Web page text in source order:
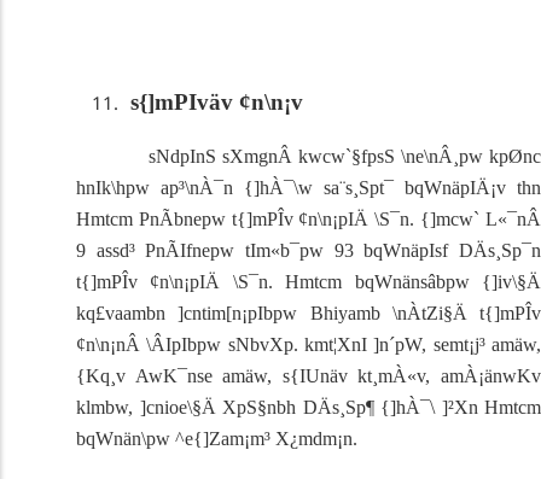
s{]mPIväv ¢n\n¡v
sNdpInS sXmgnÂ kwcw`§fpsS \ne\nÂ¸pw kpØnc
hnIk\hpw ap³\nÀ¯n {]hÀ¯\w sa¨s¸Spt¯­ bqWnäpIÄ¡v th­n
Hmtcm PnÃbnepw t{]mPÎv ¢n\n¡pIÄ \S¯n. {]mcw` L«¯nÂ
9 assd³ PnÃIfnepw tIm«b¯pw 93 bqWnäpIsf DÄs¸Sp¯n
t{]mPÎv ¢n\n¡pIÄ \S¯n. Hmtcm bqWnänsâbpw {]iv\§Ä
kq£vaambn ]cntim[n¡pIbpw Bhiyamb \nÀtZi§Ä t{]mPÎv
¢n\n¡nÂ \ÂIpIbpw sNbvXp. kmt¦XnI ]n´pW, semt¡j³ amäw,
{Kq¸v AwK¯nse amäw, s{IUnäv kt¸mÀ«v, amÀ¡änwKv
klmbw, ]cnioe\§Ä XpS§nbh DÄs¸Sp¶ {]hÀ¯\ ]²Xn Hmtcm
bqWnän\pw ^e{]Zam¡m³ X¿mdm¡n.